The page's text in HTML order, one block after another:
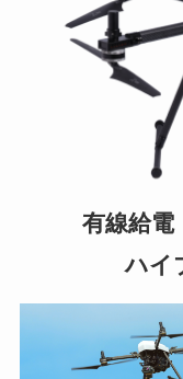
Suveyor-ⅠN
Suveyor-Ⅱ
XEDC03S/XEDC05M
外壁点検ソリューシ
ドローン操縦士（
画像解析システム
有線給電
ハイ